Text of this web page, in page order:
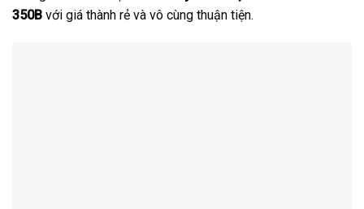
350B với giá thành rẻ và vô cùng thuận tiện.